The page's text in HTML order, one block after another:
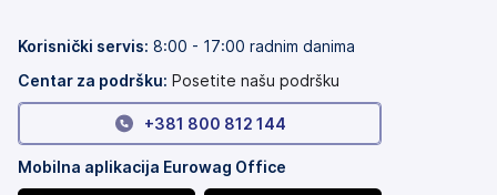
kartice)
nove
Korisnički servis: 8:00 - 17:00 radnim danima
Centar za podršku: Posetite našu podršku
+381 800 812 144
Mobilna aplikacija Eurowag Office